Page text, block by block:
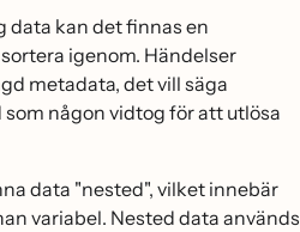
data kan det finnas en
igenom. Händelser
metadata, det vill säga
någon vidtog för att utlösa
data "nested", vilket innebär
variabel. Nested data används